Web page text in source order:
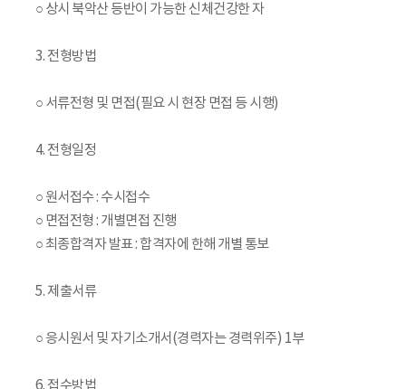
○ 상시 북악산 등반이 가능한 신체건강한 자
3. 전형방법
○ 서류전형 및 면접(필요 시 현장 면접 등 시행)
4. 전형일정
○ 원서접수 : 수시접수
○ 면접전형 : 개별면접 진행
○ 최종합격자 발표 : 합격자에 한해 개별 통보
5. 제출서류
○ 응시원서 및 자기소개서(경력자는 경력위주) 1부
6. 접수방법